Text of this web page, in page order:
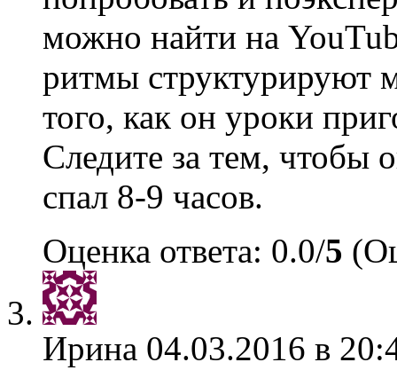
можно найти на
ритмы структурируют
того, как он уроки
Следите за тем, чтобы
спал 8-9 часов.
Оценка ответа: 0.0/5
Ирина 04.03.2016 в